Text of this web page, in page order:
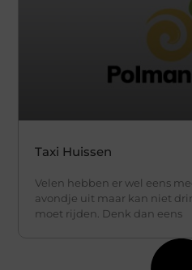
Taxi Huissen
Velen hebben er wel eens
avondje uit maar kan niet
moet rijden. Denk dan eens